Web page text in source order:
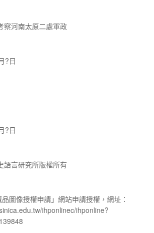
察河南太原二處軍政
?日
?日
語言研究所版權所有
圖像授權申請」網站申請授權，網址：
ihponlinec/ihponline?